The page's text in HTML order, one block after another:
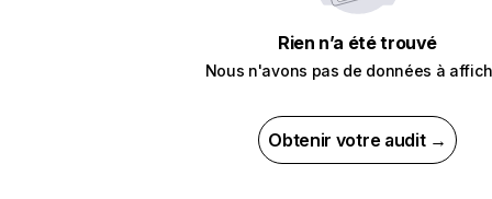
Rien n’a été trouvé
Nous n'avons pas de données à
Obtenir votre audit →